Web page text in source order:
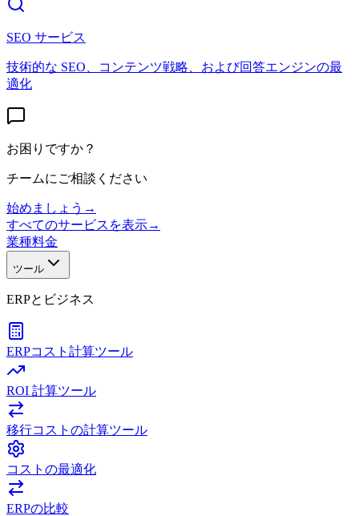
SEO サービス
技術的な SEO、コンテンツ戦略、および回答エンジンの最
適化
お困りですか？
チームにご相談ください
始めましょう →
すべてのサービスを表示→
業種料金
ツール
ERPとビジネス
ERPコスト計算ツール
ROI 計算ツール
移行コストの計算ツール
コストの最適化
ERPの比較